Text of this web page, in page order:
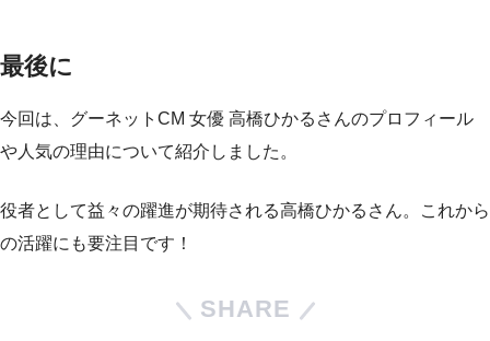
最後に
今回は、グーネットCM 女優 高橋ひかるさんのプロフィール
や人気の理由について紹介しました。
役者として益々の躍進が期待される高橋ひかるさん。これから
の活躍にも要注目です！
SHARE